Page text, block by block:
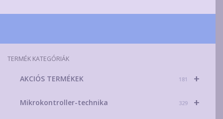
TERMÉK KATEGÓRIÁK
+
AKCIÓS TERMÉKEK 181
+
Mikrokontroller-technika 329